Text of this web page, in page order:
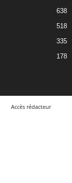
638
518
335
178
Accès rédacteur